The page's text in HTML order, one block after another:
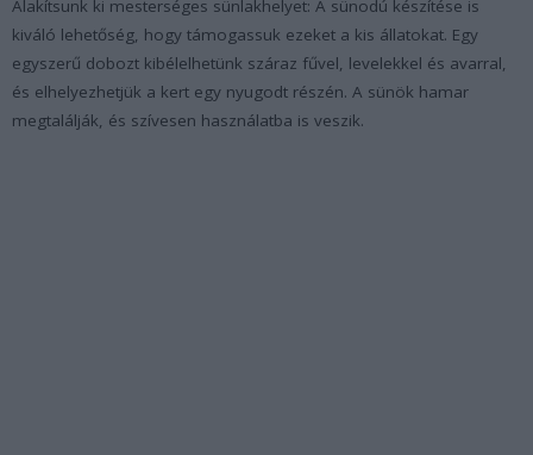
Alakítsunk ki mesterséges sünlakhelyet: A sünodú készítése is
kiváló lehetőség, hogy támogassuk ezeket a kis állatokat. Egy
egyszerű dobozt kibélelhetünk száraz fűvel, levelekkel és avarral,
és elhelyezhetjük a kert egy nyugodt részén. A sünök hamar
megtalálják, és szívesen használatba is veszik.